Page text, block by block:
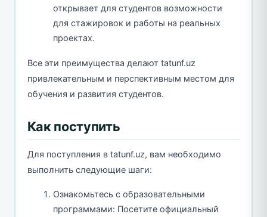
открывает для студентов возможности
для стажировок и работы на реальных
проектах.
Все эти преимущества делают tatunf.uz
привлекательным и перспективным местом для
обучения и развития студентов.
Как поступить
Для поступления в tatunf.uz, вам необходимо
выполнить следующие шаги:
Ознакомьтесь с образовательными
программами: Посетите официальный